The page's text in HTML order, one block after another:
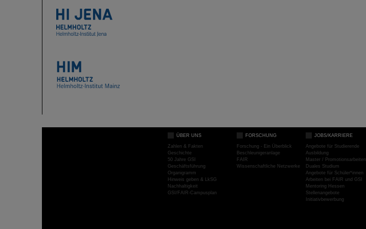
ÜBER UNS
Zahlen & Fakten
Geschichte
50 Jahre GSI
Geschäftsführung
Organigramm
Hinweis geben & LkSG
Nachhaltigkeit
GSI/FAIR-Campusplan
FORSCHUNG
Forschung - Ein Überblick
Beschleunigeranlage
FAIR
Wissenschaftliche Netzwerke
JOBS/KARRIERE
Angebote für Studierende
Ausbildung
Master / Promotionsarbeiten
Duales Studium
Angebote für Schüler*innen
Arbeiten bei FAIR und GSI
Mentoring Hessen
Stellenangebote
Initiativbewerbung